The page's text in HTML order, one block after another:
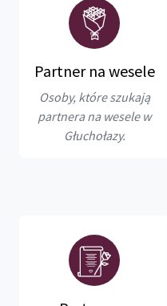
Partner na wesele
Osoby, które szukają
partnera na wesele w
Głuchołazy.